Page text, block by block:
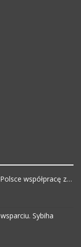
współpracę z…
Sybiha